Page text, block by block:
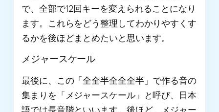
で、全部で12回キーを変えられることになり
ます。これらをどう整理してわかりやすくす
るかを後ほどまとめたいと思います。
メジャースケール
最後に、この「全全半全全全半」で作る音の
集まりを「メジャースケール」と呼び、日本
語では長音階といいます。後ほど、メジャー